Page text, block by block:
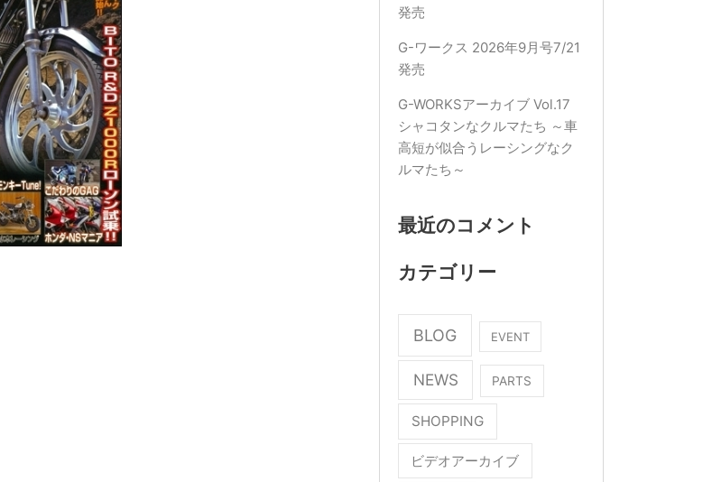
発売
G-ワークス 2026年9月号7/21
発売
G-WORKSアーカイブ Vol.17
シャコタンなクルマたち ～車
高短が似合うレーシングなク
ルマたち～
最近のコメント
カテゴリー
BLOG EVENT
NEWS PARTS
SHOPPING
ビデオアーカイブ